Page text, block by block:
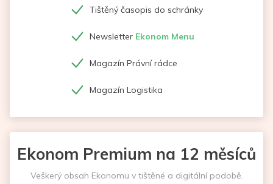
Tištěný časopis do schránky
Newsletter Ekonom Menu
Magazín Právní rádce
Magazín Logistika
Ekonom Premium na 12 měsíců
Veškerý obsah Ekonomu v tištěné a digitální podobě.